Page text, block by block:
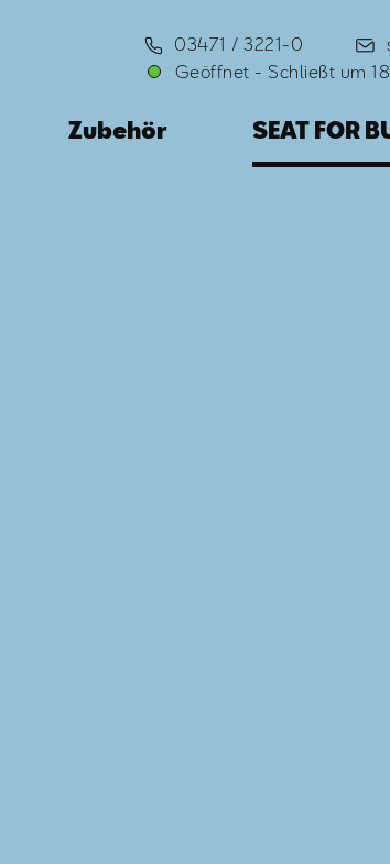
03471 / 3221-0
Geöffnet - Schließt um
Zubehör SEAT FOR